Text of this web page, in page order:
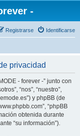
-
Identificarse
Registrarse
privacidad
- forever -” junto con
“nos”, “nuestro”,
y phpBB (de
“phpBB
obtenida durante
“su información”).